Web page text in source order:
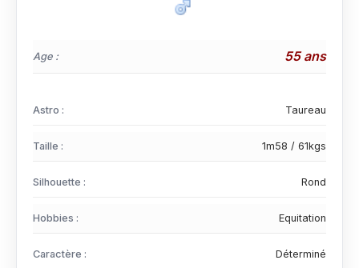
Age : 55 ans
Astro : Taureau
Taille : 1m58 / 61kgs
Silhouette : Rond
Hobbies : Equitation
Caractère : Déterminé